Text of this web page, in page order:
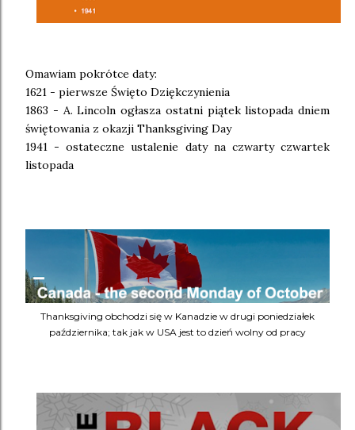
Omawiam pokrótce daty:
1621 - pierwsze Święto Dziękczynienia
1863 - A. Lincoln ogłasza ostatni piątek listopada dniem
świętowania z okazji Thanksgiving Day
1941 - ostateczne ustalenie daty na czwarty czwartek
listopada
Thanksgiving obchodzi się w Kanadzie w drugi poniedziałek
października; tak jak w USA jest to dzień wolny od pracy